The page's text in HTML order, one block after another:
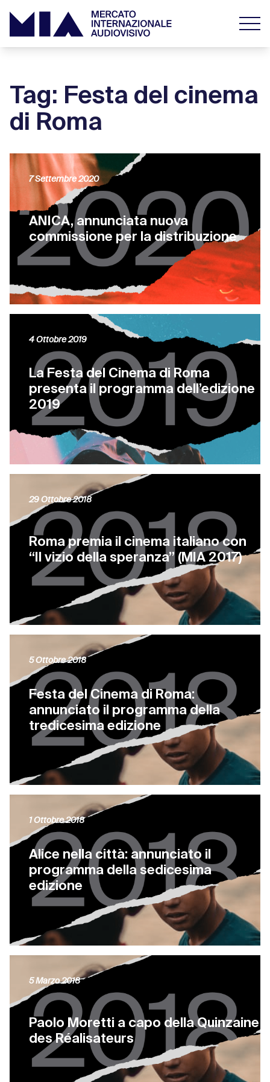
Tag: Festa del cinema
di Roma
ANICA, annunciata nuova
commissione per la distribuzione
7 Settembre 2020
La Festa del Cinema di Roma
presenta il programma dell’edizione
2019
4 Ottobre 2019
Roma premia il cinema italiano con
“Il vizio della speranza” (MIA 2017)
29 Ottobre 2018
Festa del Cinema di Roma:
annunciato il programma della
tredicesima edizione
5 Ottobre 2018
Alice nella città: annunciato il
programma della sedicesima
edizione
1 Ottobre 2018
Paolo Moretti a capo della Quinzaine
des Réalisateurs
5 Marzo 2018